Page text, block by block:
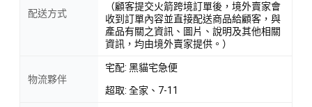
配送方式
（顧客提交火箭跨境訂單後，境外賣家會
收到訂單內容並直接配送商品給顧客，與
產品有關之資訊、圖片、說明及其他相關
資訊，均由境外賣家提供。）
物流夥伴
宅配: 黑貓宅急便
超取: 全家、7-11